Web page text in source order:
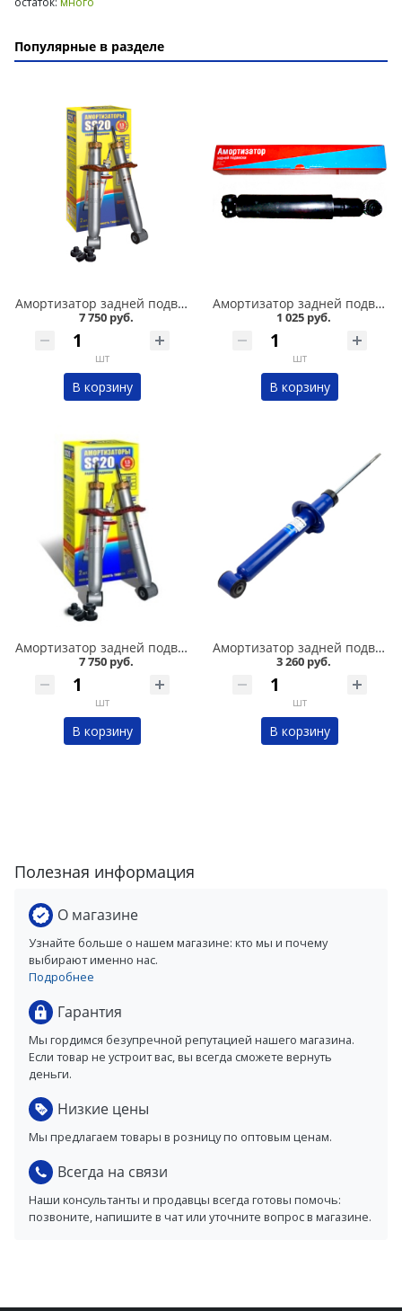
Популярные в разделе
Амортизатор задней подвески 2110,1118-19 /стандарт/ комплект, SS 20 в Омске
7 750 руб.
шт
В корзину
Амортизатор задней подвески 2101-07 Никон в Омске
1 025 руб.
шт
В корзину
Амортизатор задней подвески 2108-09 /стандарт/ комплект, SS 20 в Омске
7 750 руб.
шт
В корзину
Амортизатор задней подвески 2108-09 /комфорт/ газомасляный DEMFI в Омске
3 260 руб.
шт
В корзину
Полезная информация
О магазине
Узнайте больше о нашем магазине: кто мы и почему
выбирают именно нас.
Подробнее
Гарантия
Мы гордимся безупречной репутацией нашего магазина.
Если товар не устроит вас, вы всегда сможете вернуть
деньги.
Низкие цены
Мы предлагаем товары в розницу по оптовым ценам.
Всегда на связи
Наши консультанты и продавцы всегда готовы помочь:
позвоните, напишите в чат или уточните вопрос в магазине.